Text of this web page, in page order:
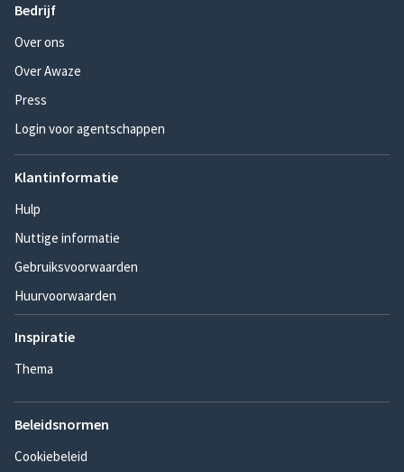
Bedrijf
Over ons
Over Awaze
Press
Login voor agentschappen
Klantinformatie
Hulp
Nuttige informatie
Gebruiksvoorwaarden
Huurvoorwaarden
Inspiratie
Thema
Beleidsnormen
Cookiebeleid